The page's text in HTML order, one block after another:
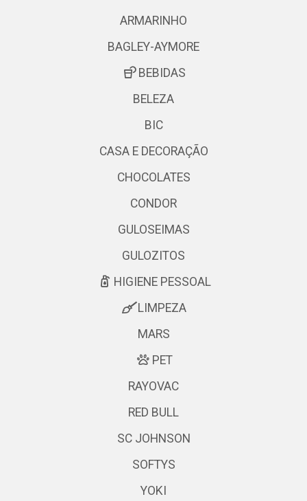
ARMARINHO
BAGLEY-AYMORE
BEBIDAS
BELEZA
BIC
CASA E DECORAÇÃO
CHOCOLATES
CONDOR
GULOSEIMAS
GULOZITOS
HIGIENE PESSOAL
LIMPEZA
MARS
PET
RAYOVAC
RED BULL
SC JOHNSON
SOFTYS
YOKI